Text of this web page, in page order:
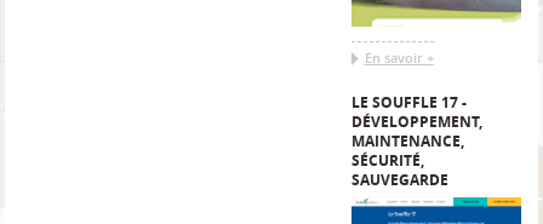
En savoir +
LE SOUFFLE 17 -
DÉVELOPPEMENT,
MAINTENANCE,
SÉCURITÉ,
SAUVEGARDE